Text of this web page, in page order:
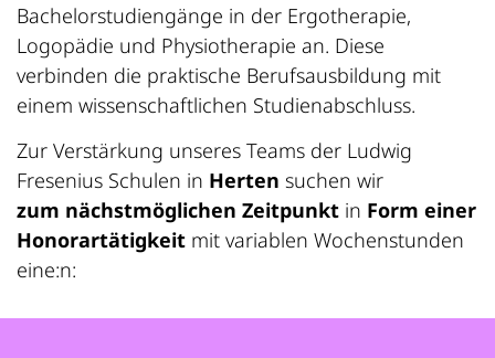
Bachelorstudiengänge in der Ergotherapie,
Logopädie und Physiotherapie an. Diese
verbinden die praktische Berufsausbildung mit
einem wissenschaftlichen Studienabschluss.
Zur Verstärkung unseres Teams der Ludwig
Fresenius Schulen in Herten suchen wir
zum nächstmöglichen Zeitpunkt in Form einer
Honorartätigkeit mit variablen Wochenstunden
eine:n: